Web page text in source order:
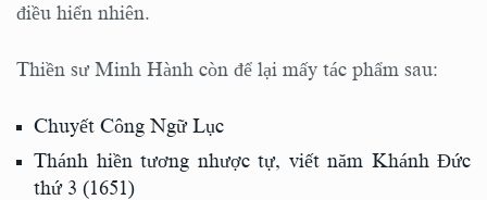
điều hiển nhiên.
Thiền sư Minh Hành còn để lại mấy tác phẩm sau:
Chuyết Công Ngữ Lục
Thánh hiền tương nhược tự, viết năm Khánh Đức
thứ 3 (1651)